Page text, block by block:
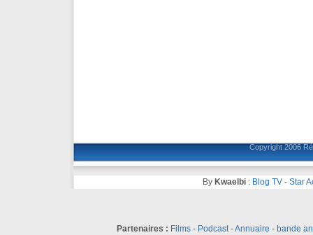
Copyright 2006
By Kwaelbi : Blog TV - Star
Partenaires : Films- Podcast-Annuaire - bande